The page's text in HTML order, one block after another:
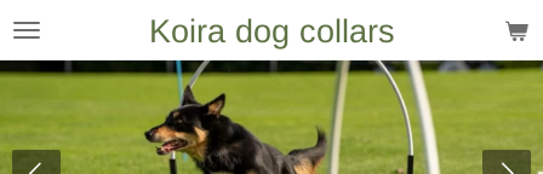
Ga
direct
hoofdinhoud
Koira dog collars